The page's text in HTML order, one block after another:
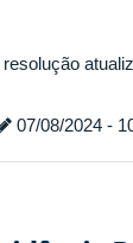
07/08/2024 -